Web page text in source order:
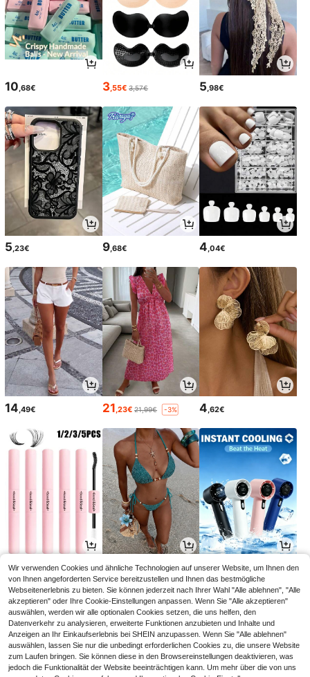
10,68€ 3,55€ 3,57€ 5,98€
5,23€ 9,68€ 4,04€
14 ,49€ 21 ,23€ 21,99€ -3% 4 ,62€
3,64€3,65€ 12,84€ 2,77€
Wir verwenden Cookies und ähnliche Technologien auf unserer Website, um Ihnen den
von Ihnen angeforderten Service bereitzustellen und Ihnen das bestmögliche
Webseitenerlebnis zu bieten. Sie können jederzeit nach Ihrer Wahl "Alle ablehnen", "Alle
akzeptieren" oder Ihre Cookie-Einstellungen anpassen. Wenn Sie "Alle akzeptieren"
auswählen, werden wir alle optionalen Cookies setzen, die uns helfen, den
Datenverkehr zu analysieren, erweiterte Funktionen anzubieten und Inhalte und
Anzeigen an Ihr Einkaufserlebnis bei SHEIN anzupassen. Wenn Sie "Alle ablehnen"
auswählen, lassen Sie nur die unbedingt erforderlichen Cookies zu, die unsere Website
zum Laufen bringen. Sie können diese in den Browsereinstellungen deaktivieren, was
jedoch die Funktionalität der Website beeinträchtigen kann. Um mehr über die von uns